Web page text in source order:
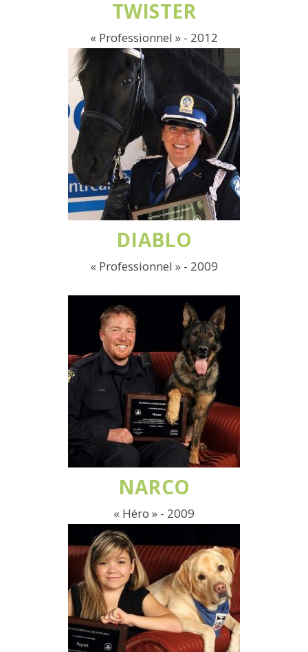
TWISTER
« Professionnel » - 2012
DIABLO
« Professionnel » - 2009
NARCO
« Héro » - 2009